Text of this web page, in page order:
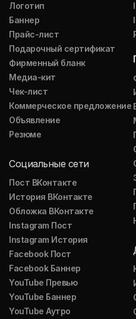
Логотип
Баннер
Прайс-лист
Подарочный сертификат
Фирменный бланк
Медиа-кит
Чек-лист
Коммерческое предложение
Объявление
Резюме
Социальные сети
Пост ВКонтакте
История ВКонтакте
Обложка ВКонтакте
Instagram Пост
Instagram История
Facebook Пост
Facebook Баннер
YouTube Превью
YouTube Баннер
YouTube Аутро